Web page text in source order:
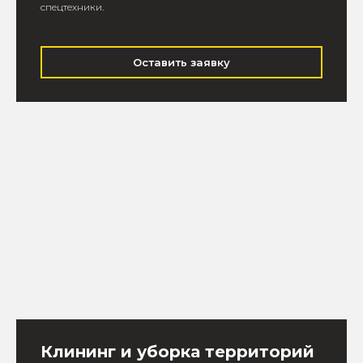
спецтехники.
Оставить заявку
Клининг и уборка территорий